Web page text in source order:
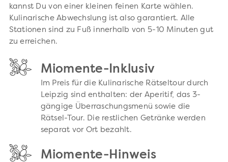
kannst Du von einer kleinen feinen Karte wählen.
Kulinarische Abwechslung ist also garantiert. Alle
Stationen sind zu Fuß innerhalb von 5-10 Minuten gut
zu erreichen.
Miomente-Inklusiv
Im Preis für die Kulinarische Rätseltour durch
Leipzig sind enthalten: der Aperitif, das 3-
gängige Überraschungsmenü sowie die
Rätsel-Tour. Die restlichen Getränke werden
separat vor Ort bezahlt.
Miomente-Hinweis